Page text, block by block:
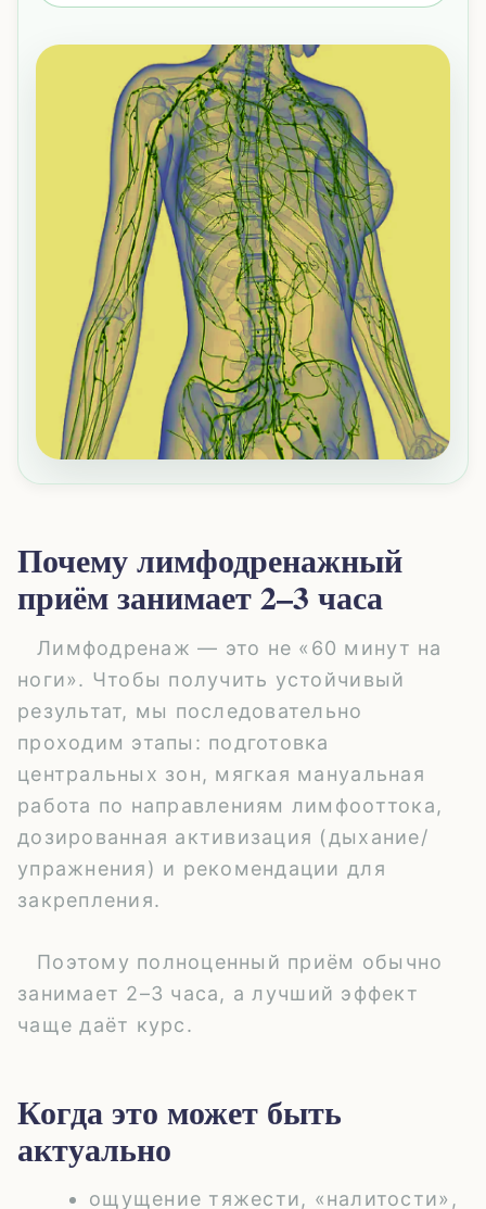
Почему лимфодренажный
приём занимает 2–3 часа
Лимфодренаж — это не «60 минут на
ноги». Чтобы получить устойчивый
результат, мы последовательно
проходим этапы: подготовка
центральных зон, мягкая мануальная
работа по направлениям лимфооттока,
дозированная активизация (дыхание/
упражнения) и рекомендации для
закрепления.
Поэтому полноценный приём обычно
занимает 2–3 часа, а лучший эффект
чаще даёт курс.
Когда это может быть
актуально
ощущение тяжести, «налитости»,